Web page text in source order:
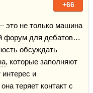
+66
это не только машина
форум для дебатов…
обсуждать
, которые заполняют
и